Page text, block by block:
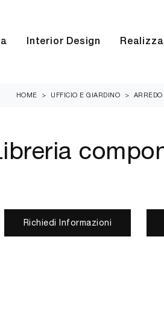
Interior Design
HOME > UFFICIO E GIARDINO >
Richiedi Informazioni